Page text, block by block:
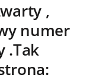
,
numer
.Tak